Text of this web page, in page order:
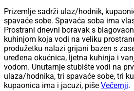
Prizemlje sadrži ulaz/hodnik,
spavaće sobe. Spavaća soba ima
Prostrani dnevni boravak s
kuhinjom koja vodi na veliku
produžetku nalazi grijani bazen s
uređena okućnica, ljetna kuhinja i
vodom. Unutarnje stubište vodi na
ulaza/hodnika, tri spavaće sobe, tri
kupaonica ima i jacuzi, piše Večernji.